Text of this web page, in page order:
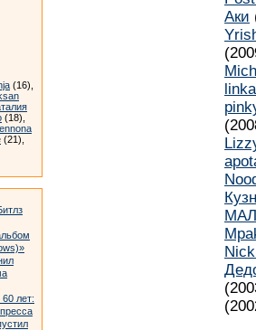
(16),
(18),
(21),
лет:
Аки